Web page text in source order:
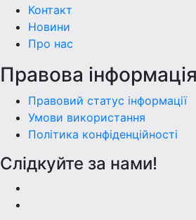
Контакт
Новини
Про нас
Правова інформація
Правовий статус інформації
Умови використання
Політика конфіденційності
Слідкуйте за нами!